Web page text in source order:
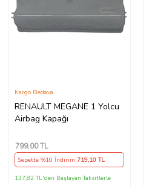
RENAULT MEGANE 1 Yolcu
Airbag Kapağı
Kargo Bedava
799,00 TL
Sepette %10 İndirim 719,10 TL
137,82 TL'den Başlayan Taksitlerle